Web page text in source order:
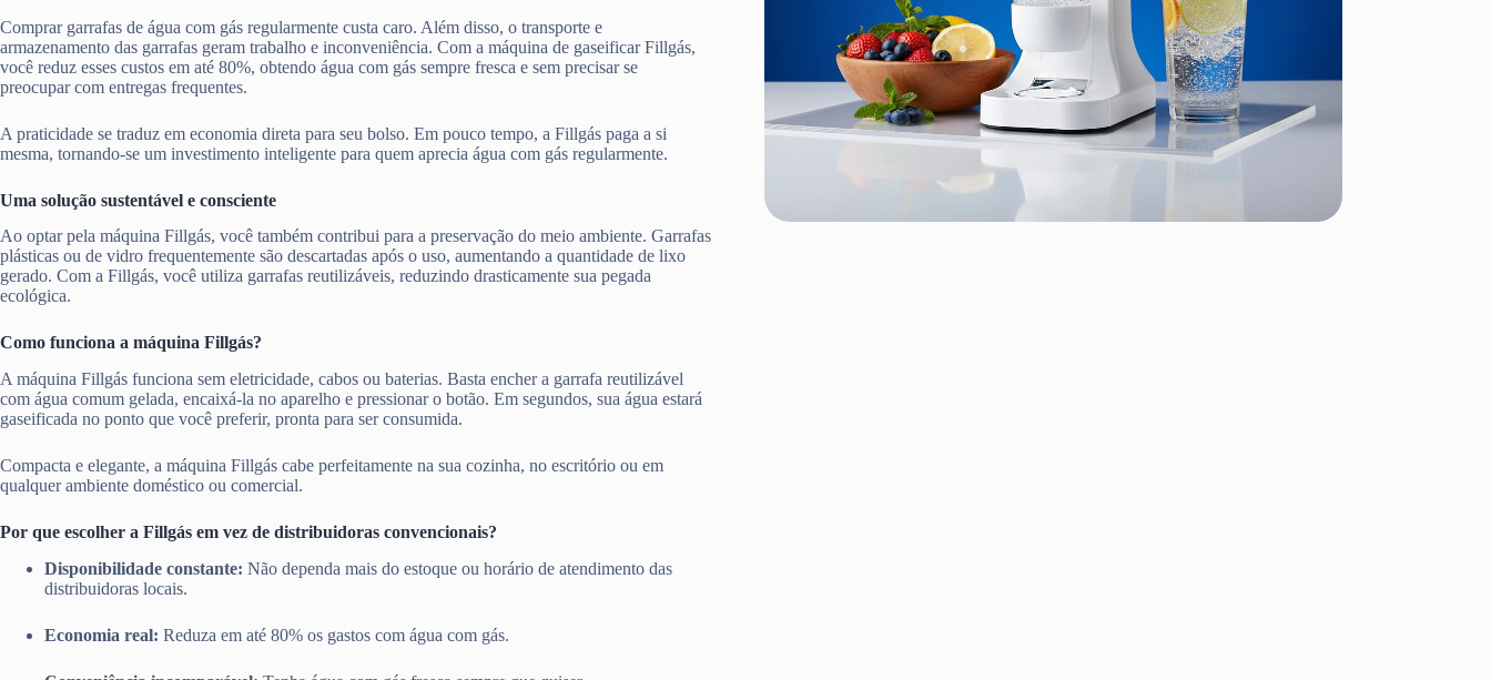
Comprar garrafas de água com gás regularmente custa caro. Além disso, o transporte e
armazenamento das garrafas geram trabalho e inconveniência. Com a máquina de gaseificar Fillgás,
você reduz esses custos em até 80%, obtendo água com gás sempre fresca e sem precisar se
preocupar com entregas frequentes.
A praticidade se traduz em economia direta para seu bolso. Em pouco tempo, a Fillgás paga a si
mesma, tornando-se um investimento inteligente para quem aprecia água com gás regularmente.
Uma solução sustentável e consciente
Ao optar pela máquina Fillgás, você também contribui para a preservação do meio ambiente. Garrafas
plásticas ou de vidro frequentemente são descartadas após o uso, aumentando a quantidade de lixo
gerado. Com a Fillgás, você utiliza garrafas reutilizáveis, reduzindo drasticamente sua pegada
ecológica.
Como funciona a máquina Fillgás?
A máquina Fillgás funciona sem eletricidade, cabos ou baterias. Basta encher a garrafa reutilizável
com água comum gelada, encaixá-la no aparelho e pressionar o botão. Em segundos, sua água estará
gaseificada no ponto que você preferir, pronta para ser consumida.
Compacta e elegante, a máquina Fillgás cabe perfeitamente na sua cozinha, no escritório ou em
qualquer ambiente doméstico ou comercial.
Por que escolher a Fillgás em vez de distribuidoras convencionais?
Disponibilidade constante: Não dependa mais do estoque ou horário de atendimento das
distribuidoras locais.
Economia real: Reduza em até 80% os gastos com água com gás.